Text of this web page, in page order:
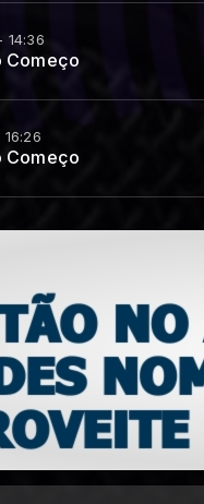
14:36
Começo
16:26
Começo